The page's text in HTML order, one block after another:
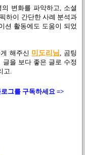
변화를 파악하고, 소셜
하이 간단한 사례 분석과
션 활동에도 도움이 되었
해주신 미도리님, 곰팅
을 보다 좋은 글로 수정
고.
그를 구독하세요 =>